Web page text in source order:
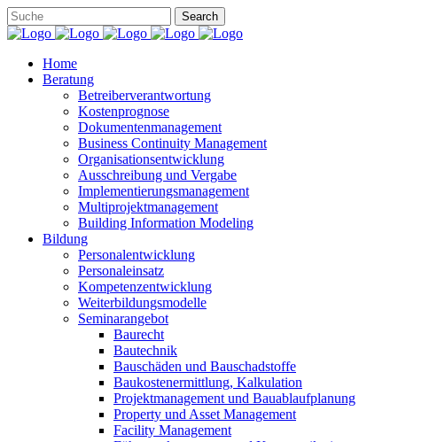
Home
Beratung
Betreiberverantwortung
Kostenprognose
Dokumentenmanagement
Business Continuity Management
Organisationsentwicklung
Ausschreibung und Vergabe
Implementierungsmanagement
Multiprojektmanagement
Building Information Modeling
Bildung
Personalentwicklung
Personaleinsatz
Kompetenzentwicklung
Weiterbildungsmodelle
Seminarangebot
Baurecht
Bautechnik
Bauschäden und Bauschadstoffe
Baukostenermittlung, Kalkulation
Projektmanagement und Bauablaufplanung
Property und Asset Management
Facility Management